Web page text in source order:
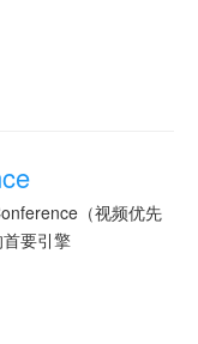
（视频优先
要引擎